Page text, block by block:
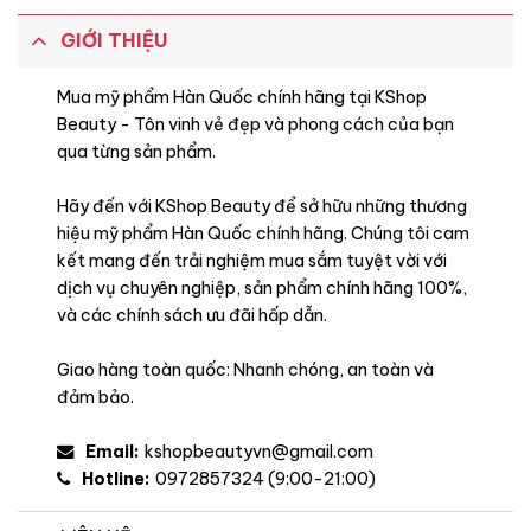
GIỚI THIỆU
Mua mỹ phẩm Hàn Quốc chính hãng tại KShop
Beauty - Tôn vinh vẻ đẹp và phong cách của bạn
qua từng sản phẩm.
Hãy đến với KShop Beauty để sở hữu những thương
hiệu mỹ phẩm Hàn Quốc chính hãng. Chúng tôi cam
kết mang đến trải nghiệm mua sắm tuyệt vời với
dịch vụ chuyên nghiệp, sản phẩm chính hãng 100%,
và các chính sách ưu đãi hấp dẫn.
Giao hàng toàn quốc: Nhanh chóng, an toàn và
đảm bảo.
Email: kshopbeautyvn@gmail.com
Hotline: 0972857324 (9:00-21:00)